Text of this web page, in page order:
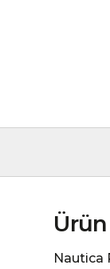
Ürün
Nautica